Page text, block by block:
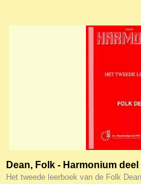
Dean, Folk - Harmonium deel
Het tweede leerboek van de Folk